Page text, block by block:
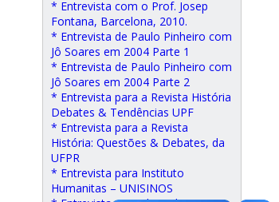
* Entrevista com o Prof. Josep
Fontana, Barcelona, 2010.
* Entrevista de Paulo Pinheiro com
Jô Soares em 2004 Parte 1
* Entrevista de Paulo Pinheiro com
Jô Soares em 2004 Parte 2
* Entrevista para a Revista História
Debates & Tendências UPF
* Entrevista para a Revista
História: Questões & Debates, da
UFPR
* Entrevista para Instituto
Humanitas – UNISINOS